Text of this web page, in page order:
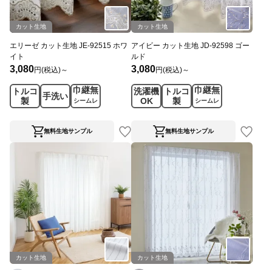
カット生地
エリーゼ カット生地 JE-92515 ホワ
イト
3,080円(税込)～
トルコ
製
手洗い
巾継無
シームレ
ス
無料生地サンプル
カット生地
アイビー カット生地 JD-92598 ゴー
ルド
3,080円(税込)～
洗濯機
OK
トルコ
製
巾継無
シームレ
ス
無料生地サンプル
カット生地 カット生地